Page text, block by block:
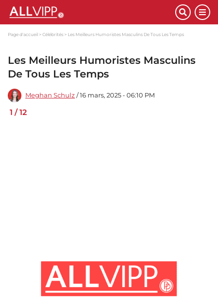
Page d'accueil Célébrités Les Meilleurs Humoristes Masculins De Tous Les Temps
Les Meilleurs Humoristes Masculins
De Tous Les Temps
Meghan Schulz / 16 mars, 2025 - 06:10 PM
1 /12